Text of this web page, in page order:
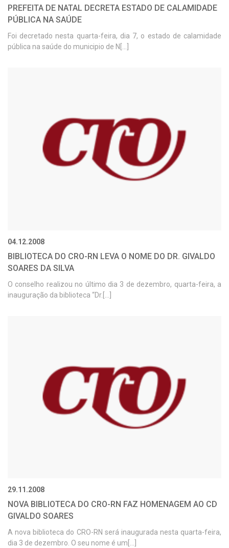
PREFEITA DE NATAL DECRETA ESTADO DE CALAMIDADE
PÚBLICA NA SAÚDE
Foi decretado nesta quarta-feira, dia 7, o estado de calamidade
pública na saúde do municipio de N[...]
04.12.2008
BIBLIOTECA DO CRO-RN LEVA O NOME DO DR. GIVALDO
SOARES DA SILVA
O conselho realizou no último dia 3 de dezembro, quarta-feira, a
inauguração da biblioteca “Dr.[...]
29.11.2008
NOVA BIBLIOTECA DO CRO-RN FAZ HOMENAGEM AO CD
GIVALDO SOARES
A nova biblioteca do CRO-RN será inaugurada nesta quarta-feira,
dia 3 de dezembro. O seu nome é um[...]